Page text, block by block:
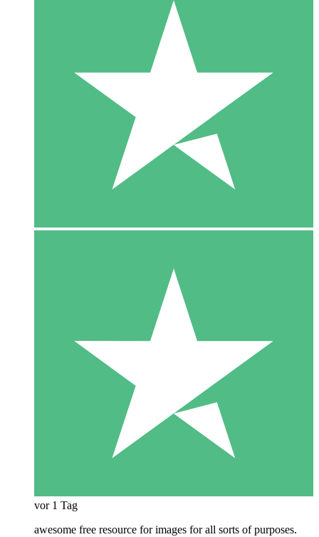
vor 1 Tag
awesome free resource for images for all sorts of purposes.